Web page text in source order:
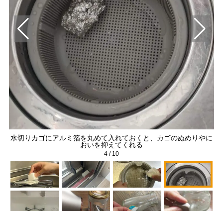
水切りカゴにアルミ箔を丸めて入れておくと、カゴのぬめりやに
おいを抑えてくれる
4 / 10